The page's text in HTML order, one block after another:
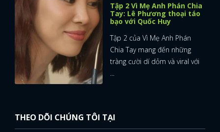
Tập 2 Vì Mẹ Anh Phán Chia
Tay: Lê Phương thoại táo
bạo với Quốc Huy
Tập 2 của Vì Mẹ Anh Phán
Chia Tay mang đến những
tràng cười dí dỏm và viral với
...
THEO DÕI CHÚNG TÔI TẠI